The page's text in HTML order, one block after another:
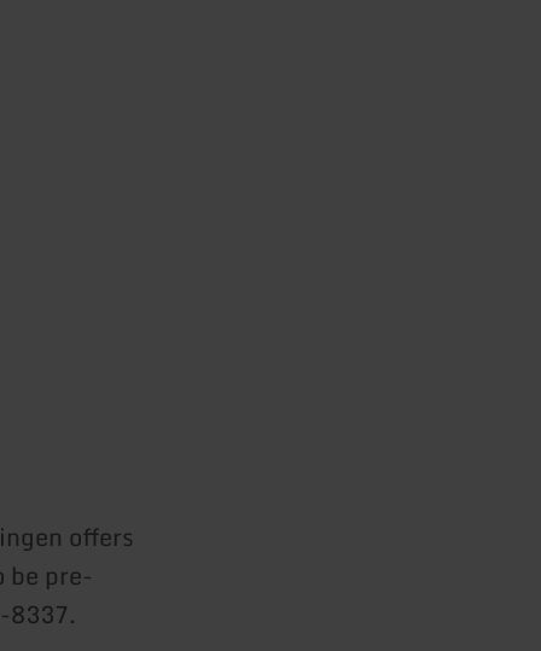
offers
be pre-
8337.